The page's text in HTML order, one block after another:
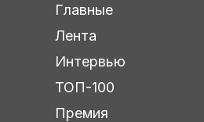
Главные
Лента
Интервью
ТОП-100
Премия